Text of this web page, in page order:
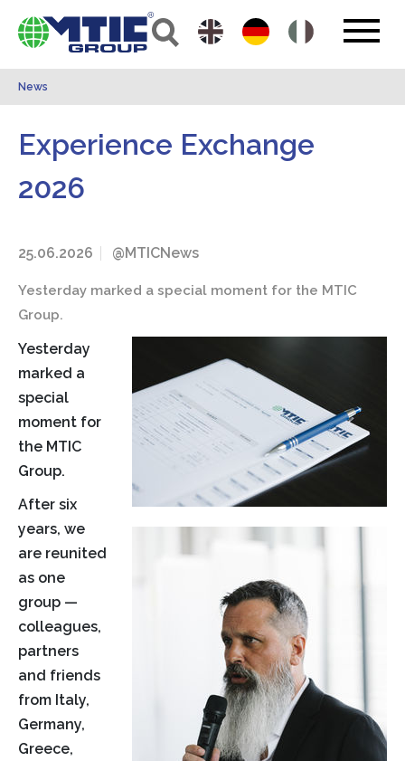
News
Experience Exchange
2026
25.06.2026 @MTICNews
Yesterday marked a special moment for the MTIC
Group.
Yesterday
marked a
special
moment for
the MTIC
Group.
After six
years, we
are reunited
as one
group —
colleagues,
partners
and friends
from Italy,
Germany,
Greece,